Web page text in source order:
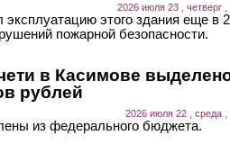
2026 июля 23 , четверг ,
эксплуатацию этого здания еще в
пожарной безопасности.
в Касимове
рублей
2026 июля 22 , среда ,
из федерального бюджета.